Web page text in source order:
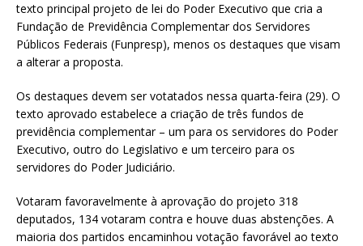
texto principal projeto de lei do Poder Executivo que cria a
Fundação de Previdência Complementar dos Servidores
Públicos Federais (Funpresp), menos os destaques que visam
a alterar a proposta.
Os destaques devem ser votatados nessa quarta-feira (29). O
texto aprovado estabelece a criação de três fundos de
previdência complementar – um para os servidores do Poder
Executivo, outro do Legislativo e um terceiro para os
servidores do Poder Judiciário.
Votaram favoravelmente à aprovação do projeto 318
deputados, 134 votaram contra e houve duas abstenções. A
maioria dos partidos encaminhou votação favorável ao texto